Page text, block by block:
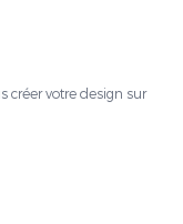
créer votre design sur